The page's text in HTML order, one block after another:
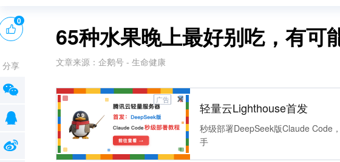
65种水果晚上最好别吃，有可
文章来源： 企鹅号 - 生命健康
广告
轻量云Lighthouse首发
秒级部署DeepSeek版Claude Code
手
0
分享